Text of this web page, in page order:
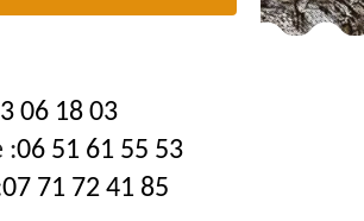
06 18 03
:06 51 61 55 53
07 71 72 41 85